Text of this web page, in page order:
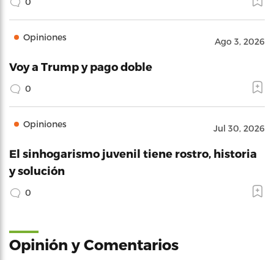
Opiniones Ago 3, 2026
Voy a Trump y pago doble
0
Opiniones Jul 30, 2026
El sinhogarismo juvenil tiene rostro, historia
y solución
0
Opinión y Comentarios